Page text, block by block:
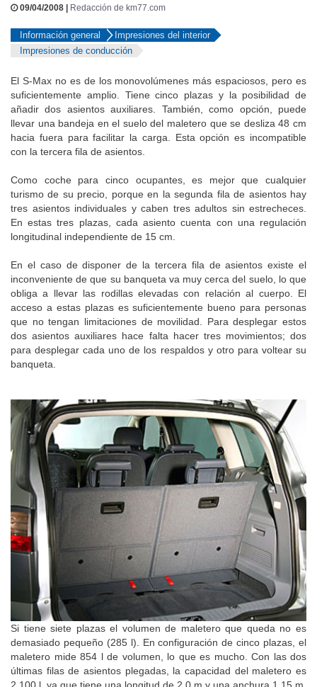
09/04/2008 | Redacción de km77.com
Información general
Impresiones del interior
Impresiones de conducción
El S-Max no es de los monovolúmenes más espaciosos, pero es
suficientemente amplio. Tiene cinco plazas y la posibilidad de
añadir dos asientos auxiliares. También, como opción, puede
llevar una bandeja en el suelo del maletero que se desliza 48 cm
hacia fuera para facilitar la carga. Esta opción es incompatible
con la tercera fila de asientos.
Como coche para cinco ocupantes, es mejor que cualquier
turismo de su precio, porque en la segunda fila de asientos hay
tres asientos individuales y caben tres adultos sin estrecheces.
En estas tres plazas, cada asiento cuenta con una regulación
longitudinal independiente de 15 cm.
En el caso de disponer de la tercera fila de asientos existe el
inconveniente de que su banqueta va muy cerca del suelo, lo que
obliga a llevar las rodillas elevadas con relación al cuerpo. El
acceso a estas plazas es suficientemente bueno para personas
que no tengan limitaciones de movilidad. Para desplegar estos
dos asientos auxiliares hace falta hacer tres movimientos; dos
para desplegar cada uno de los respaldos y otro para voltear su
banqueta.
Si tiene siete plazas el volumen de maletero que queda no es
demasiado pequeño (285 l). En configuración de cinco plazas, el
maletero mide 854 l de volumen, lo que es mucho. Con las dos
últimas filas de asientos plegadas, la capacidad del maletero es